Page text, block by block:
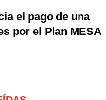
el pago de una
por el Plan MESA